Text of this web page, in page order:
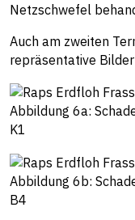
Netzschwefel
Auch am zweiten
repräsentative
Abbildung 6a:
K1
Abbildung 6b:
B4